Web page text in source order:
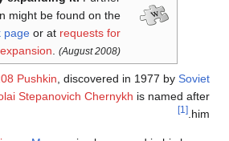
might be found on the
page or at requests for
expansion
(August 2008)
Pushkin , discovered in 1977 by Soviet
Stepanovich Chernykh is named after
him.
[1]